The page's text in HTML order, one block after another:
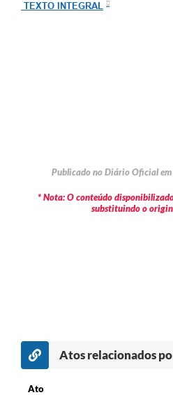
TEXTO INTEGRAL
Publicado no Diário Oficial
* Nota: O conteúdo
substituindo o
Atos relacionados
Ato